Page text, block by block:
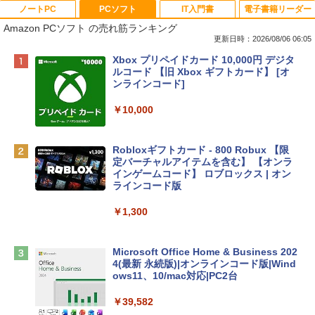
ノートPC
Apple 2026 MacBook Neo A18 Proチッ
プ搭載13インチノートブック：AIとAppl
e Intelligenceのために設計、Liquid Ret
リ、512GB SSDストレージ、1080p Fac
￥137,800
ンケース Dell NEC Lavie ASUS HP dyna
￥2,952
13インチノートブック：AIとApple Intell
PCソフト
Amazon PCソフト の売れ筋ランキング
更新日時：2026/08/06 06:05
Xbox プリペイドカード 10,000円 デジタ
ルコード 【旧 Xbox ギフトカード】 [オ
ンラインコード]
￥10,000
Robloxギフトカード - 800 Robux 【限
定バーチャルアイテムを含む】 【オンラ
インゲームコード】 ロブロックス | オン
ラインコード版
￥1,300
Microsoft Office Home & Business 202
4(最新 永続版)|オンラインコード版|Wind
ows11、10/mac対応|PC2台
￥39,582
IT入門書 電子書籍リーダー